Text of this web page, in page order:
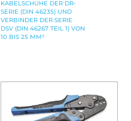
KABELSCHUHE DER DR-
SERIE (DIN 46235) UND
VERBINDER DER SERIE
DSV (DIN 46267 TEIL 1) VON
10 BIS 25 MM²